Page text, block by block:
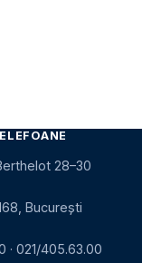
28–30
București
· 021/405.63.00